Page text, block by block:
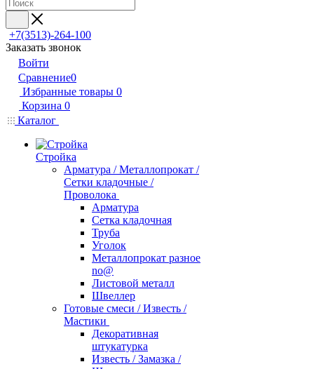
+7(3513)-264-100
Заказать звонок
Войти
Сравнение0
Избранные товары 0
Корзина 0
Каталог
Стройка
Арматура / Металлопрокат /
Сетки кладочные /
Проволока
Арматура
Сетка кладочная
Труба
Уголок
Металлопрокат разное
no@
Листовой металл
Швеллер
Готовые смеси / Известь /
Мастики
Декоративная
штукатурка
Известь / Замазка /